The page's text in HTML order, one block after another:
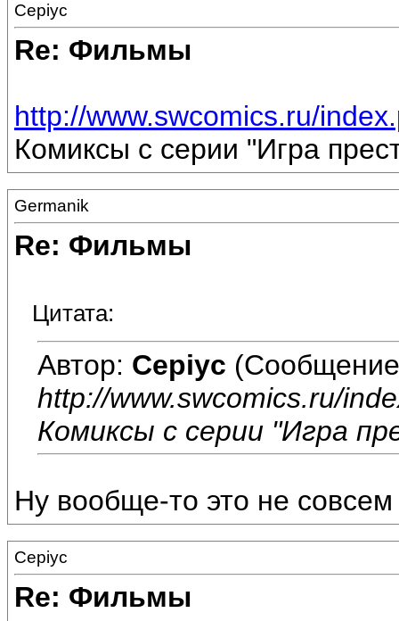
Cepiyc
Re: Фильмы
http://www.swcomics.ru/
Комиксы с серии "Игра
Germanik
Re: Фильмы
Цитата:
Автор: Cepiyc
http://www.swcomics.ru/
Комиксы с серии "Игра
Ну вообще-то это не
Cepiyc
Re: Фильмы